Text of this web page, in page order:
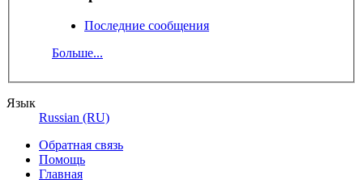
Последние сообщения
Больше...
Язык
Russian (RU)
Обратная связь
Помощь
Главная